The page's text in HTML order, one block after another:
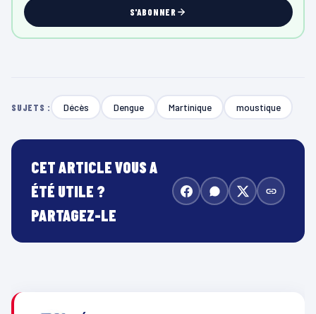
S'ABONNER
SUJETS : Décès Dengue Martinique moustique
CET ARTICLE VOUS A
ÉTÉ UTILE ?
PARTAGEZ-LE